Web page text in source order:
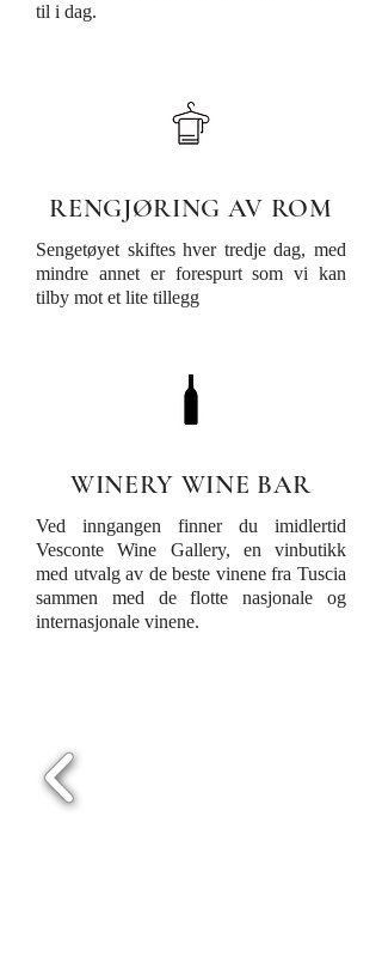
til i dag.
RENGJØRING AV ROM
Sengetøyet skiftes hver tredje dag, med
mindre annet er forespurt som vi kan
tilby mot et lite tillegg
WINERY WINE BAR
Ved inngangen finner du imidlertid
Vesconte Wine Gallery, en vinbutikk
med utvalg av de beste vinene fra Tuscia
sammen med de flotte nasjonale og
internasjonale vinene.